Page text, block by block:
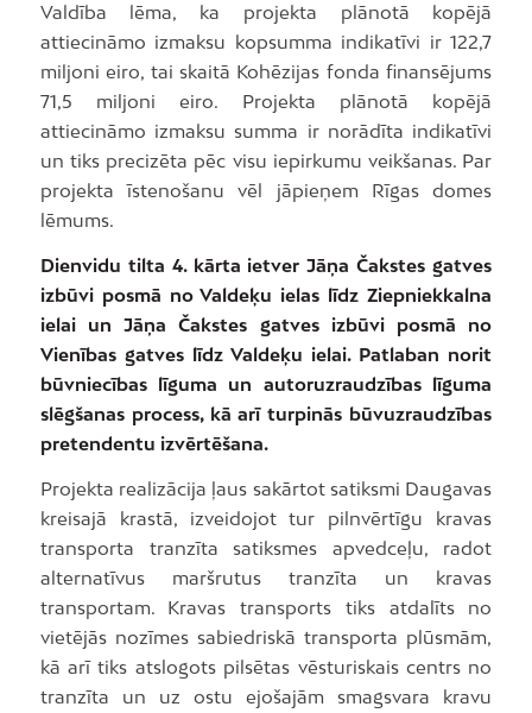
Valdība lēma, ka projekta plānotā kopējā
attiecināmo izmaksu kopsumma indikatīvi ir 122,7
miljoni eiro, tai skaitā Kohēzijas fonda finansējums
71,5 miljoni eiro. Projekta plānotā kopējā
attiecināmo izmaksu summa ir norādīta indikatīvi
un tiks precizēta pēc visu iepirkumu veikšanas. Par
projekta īstenošanu vēl jāpieņem Rīgas domes
lēmums.
Dienvidu tilta 4. kārta ietver Jāņa Čakstes gatves
izbūvi posmā no Valdeķu ielas līdz Ziepniekkalna
ielai un Jāņa Čakstes gatves izbūvi posmā no
Vienības gatves līdz Valdeķu ielai. Patlaban norit
būvniecības līguma un autoruzraudzības līguma
slēgšanas process, kā arī turpinās būvuzraudzības
pretendentu izvērtēšana.
Projekta realizācija ļaus sakārtot satiksmi Daugavas
kreisajā krastā, izveidojot tur pilnvērtīgu kravas
transporta tranzīta satiksmes apvedceļu, radot
alternatīvus maršrutus tranzīta un kravas
transportam. Kravas transports tiks atdalīts no
vietējās nozīmes sabiedriskā transporta plūsmām,
kā arī tiks atslogots pilsētas vēsturiskais centrs no
tranzīta un uz ostu ejošajām smagsvara kravu